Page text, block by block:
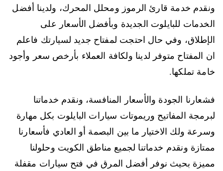
ونقدم خدمة قارئ الرموز ومحلل المحرك، ولدينا أفضل
الخدمات للبايلوت الجديدة وبأفضل الأسعار على
الإطلاق، وفي حال احتجت لمفتاح جديد لسيارتك فاعلم
ان المفتاح متوفر لدينا ولكافة العملاء بأرخص سعر وأجود
خامة تملكها.
فشعارنا الجودة والأسعار المنافسة، ونقدم خدماتنا
لبرمجة المفاتيح وريموتات سيارات البايلوت بكل مهارة
وسرعة ولك الاختيار ما بين البصمة أو العادي فأسعارنا
ممتازة ونقدم خدماتنا لجميع مناطق الكويت وحلولنا
مميزة بحيث نوفر أفضل المرق في فتح سيارات مقفلة